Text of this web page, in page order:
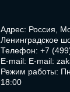
Адрес: Россия,
Ленинградское
Телефон: +7
E-mail: E-mail:
Режим работы:
18:00